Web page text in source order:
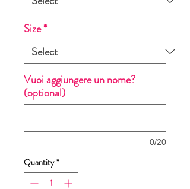
Size*
Vuoi aggiungere un nome?
(optional)
0/20
Quantity *